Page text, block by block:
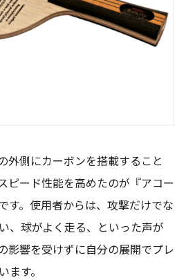
外側にカーボンを搭載すること
ピード性能を高めたのが『アコー
す。使用者からは、攻撃だけでな
、球がよく走る、といった声が
影響を受けずに自分の展開でプレ
ます。